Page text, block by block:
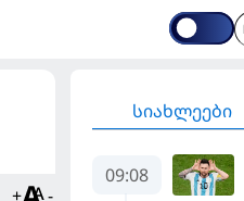
+ -
სიახლეები
09:08